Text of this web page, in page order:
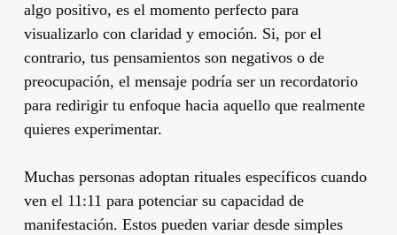
algo positivo, es el momento perfecto para
visualizarlo con claridad y emoción. Si, por el
contrario, tus pensamientos son negativos o de
preocupación, el mensaje podría ser un recordatorio
para redirigir tu enfoque hacia aquello que realmente
quieres experimentar.
Muchas personas adoptan rituales específicos cuando
ven el 11:11 para potenciar su capacidad de
manifestación. Estos pueden variar desde simples